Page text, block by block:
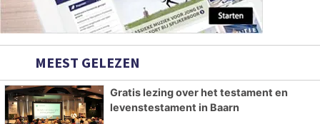
MEEST GELEZEN
Gratis lezing over het testament en
levenstestament in Baarn